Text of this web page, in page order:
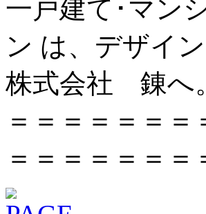
一戸建て･マ
ン は、デザイ
株式会社 錬へ
＝＝＝＝＝＝
＝＝＝＝＝＝＝